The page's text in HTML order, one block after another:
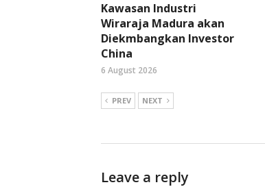
Kawasan Industri
Wiraraja Madura akan
Diekmbangkan Investor
China
6 August 2026
PREV NEXT
Leave a reply